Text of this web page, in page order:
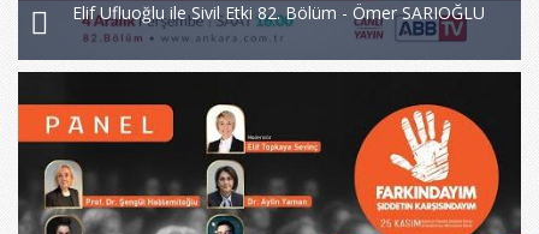
Elif Ufluoğlu ile Sivil Etki 82. Bölüm - Ömer SARIOĞLU